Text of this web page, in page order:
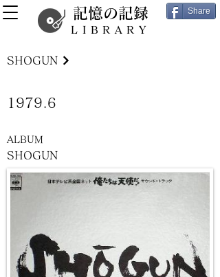
記憶の記録
LIBRARY
Share
SHOGUN
SHOGUN
1979.6
ALBUM